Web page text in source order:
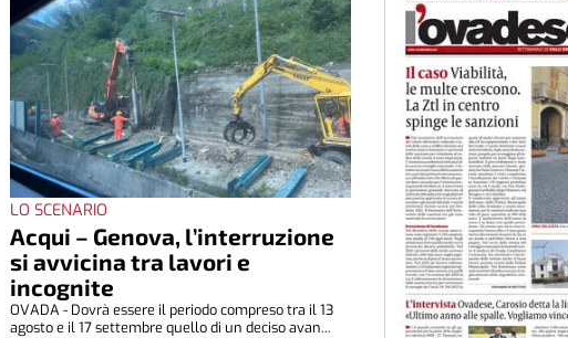
LO SCENARIO
Acqui – Genova, l’interruzione
si avvicina tra lavori e
incognite
OVADA - Dovrà essere il periodo compreso tra il 13
agosto e il 17 settembre quello di un deciso avan...